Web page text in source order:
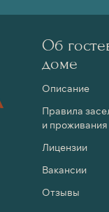
Об
доме
Описание
Правила
и проживания
Лицензии
Вакансии
Отзывы